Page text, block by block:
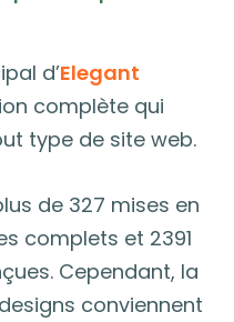
d’Elegant
complète qui
type de site web.
de 327 mises en
complets et 2391
Cependant, la
conviennent